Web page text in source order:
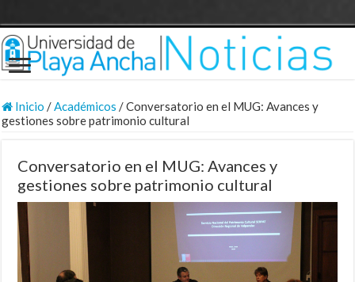
Inicio /Académicos /Conversatorio en el MUG: Avances y
gestiones sobre patrimonio cultural
Conversatorio en el MUG: Avances y
gestiones sobre patrimonio cultural